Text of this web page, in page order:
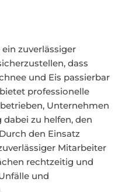
zuverlässiger
dass
und Eis passierbar
professionelle
Unternehmen
zu helfen, den
den Einsatz
Mitarbeiter
rechtzeitig und
und